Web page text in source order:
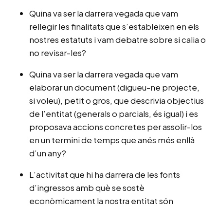
Quina va ser la darrera vegada que vam
rellegir les finalitats que s’estableixen en els
nostres estatuts i vam debatre sobre si calia o
no revisar-les?
Quina va ser la darrera vegada que vam
elaborar un document (digueu-ne projecte,
si voleu), petit o gros, que descrivia objectius
de l’entitat (generals o parcials, és igual) i es
proposava accions concretes per assolir-los
en un termini de temps que anés més enllà
d’un any?
L’activitat que hi ha darrera de les fonts
d’ingressos amb què se sostè
econòmicament la nostra entitat són